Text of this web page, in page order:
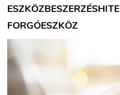
ESZKÖZBESZERZÉS
FORGÓESZKÖZ